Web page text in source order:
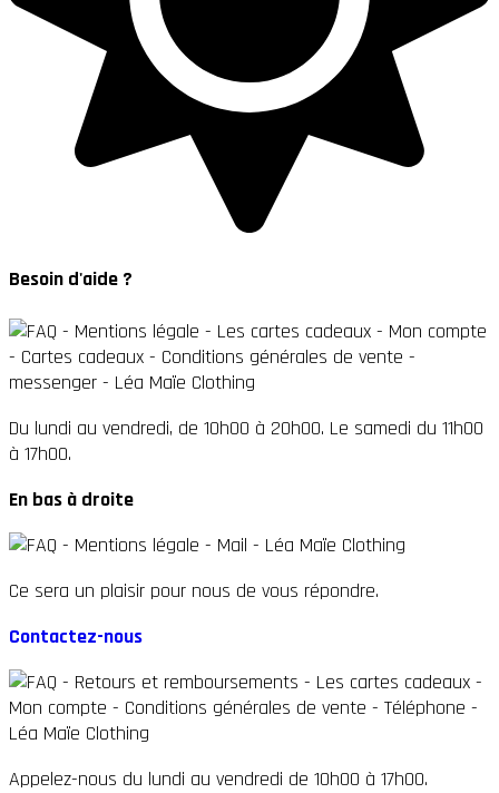
Besoin d'aide ?
Du lundi au vendredi, de 10h00 à 20h00. Le samedi du 11h00
à 17h00.
En bas à droite
Ce sera un plaisir pour nous de vous répondre.
Contactez-nous
Appelez-nous du lundi au vendredi de 10h00 à 17h00.